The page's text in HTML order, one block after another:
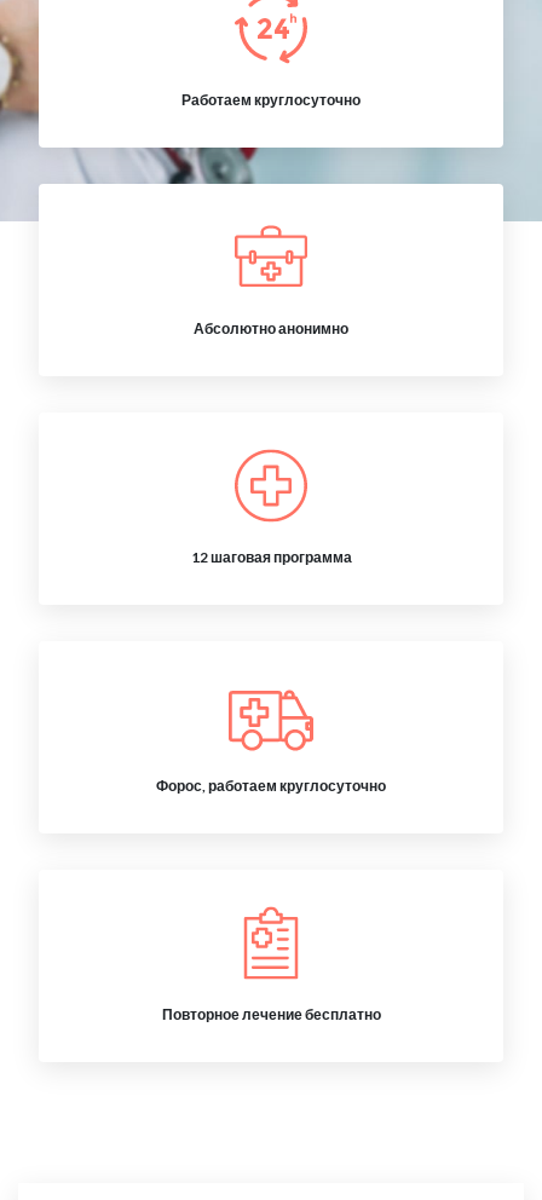
Работаем круглосуточно
Абсолютно анонимно
12 шаговая программа
Форос, работаем круглосуточно
Повторное лечение бесплатно